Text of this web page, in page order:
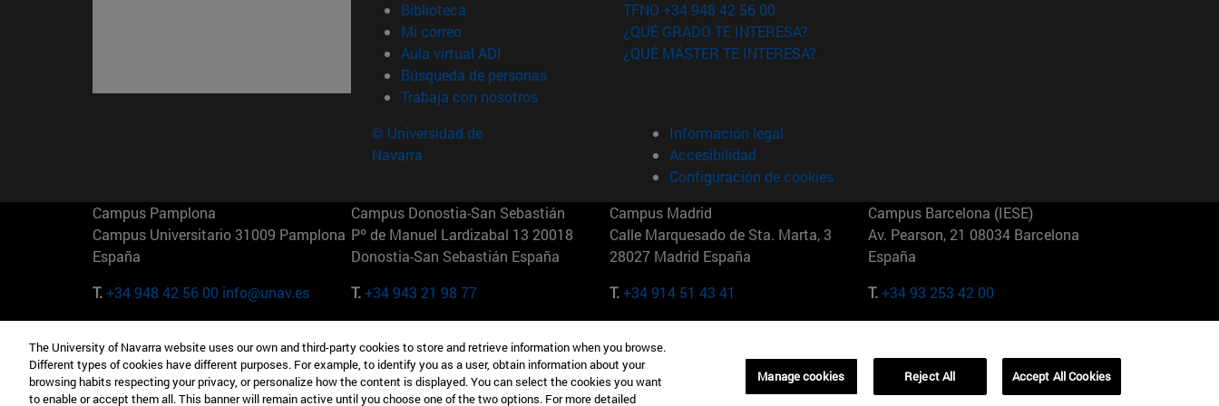
Biblioteca (abre en nueva ventana)
Mi correo(abre en nueva ventana)
Aula virtual ADI (abre en nueva ventana)
Búsqueda de personas(abre en nueva ventana)
Trabaja con nosotros(abre en nueva ventana)
TFNO +34 948 42 56 00
¿QUÉ GRADO TE INTERESA?
¿QUÉ MÁSTER TE INTERESA?
© Universidad de
Navarra
Información legal
Accesibilidad
Configuración de cookies
Campus Pamplona
Campus Universitario 31009 Pamplona
España
T.+34 948 42 56 00 info@unav.es
Campus Donostia-San Sebastián
Pº de Manuel Lardizabal 13 20018
Donostia-San Sebastián España
T.+34 943 21 98 77
Campus Madrid
Calle Marquesado de Sta. Marta, 3
28027 Madrid España
T.+34 914 51 43 41
Campus Barcelona (IESE)
Av. Pearson, 21 08034 Barcelona
España
T.+34 93 253 42 00
Camino del Cerro Águila 3 28023
Madrid España
165 W 57th St 10019-2201 Nueva York
EE.UU
Maria-Theresia-Straße 15 81675
Múnich Alemania
01321001 Bela Vista Brasil
The University of Navarra website uses our own and third-party cookies to store and retrieve information when you browse.
Different types of cookies have different purposes. For example, to identify you as a user, obtain information about your
browsing habits respecting your privacy, or personalize how the content is displayed. You can select the cookies you want
to enable or accept them all. This banner will remain active until you choose one of the two options. For more detailed
Manage cookies Reject All Accept All Cookies